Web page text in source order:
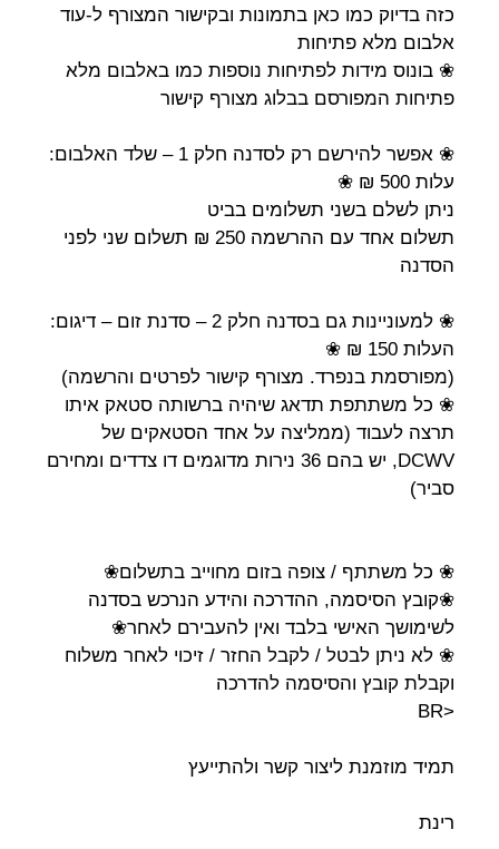
כזה בדיוק כמו כאן בתמונות ובקישור המצורף ל-עוד
אלבום מלא פתיחות
❀ בונוס מידות לפתיחות נוספות כמו באלבום מלא
פתיחות המפורסם בבלוג מצורף קישור
❀ אפשר להירשם רק לסדנה חלק 1 – שלד האלבום:
עלות 500 ₪ ❀
ניתן לשלם בשני תשלומים בביט
תשלום אחד עם ההרשמה 250 ₪ תשלום שני לפני
הסדנה
❀ למעוניינות גם בסדנה חלק 2 – סדנת זום – דיגום:
העלות 150 ₪ ❀
(מפורסמת בנפרד. מצורף קישור לפרטים והרשמה)
❀ כל משתתפת תדאג שיהיה ברשותה סטאק איתו
תרצה לעבוד (ממליצה על אחד הסטאקים של
DCWV, יש בהם 36 נירות מדוגמים דו צדדים ומחירם
סביר)
❀ כל משתתף / צופה בזום מחוייב בתשלום❀
❀קובץ הסיסמה, ההדרכה והידע הנרכש בסדנה
לשימושך האישי בלבד ואין להעבירם לאחר❀
❀ לא ניתן לבטל / לקבל החזר / זיכוי לאחר משלוח
וקבלת קובץ והסיסמה להדרכה
<BR
תמיד מוזמנת ליצור קשר ולהתייעץ
רינת